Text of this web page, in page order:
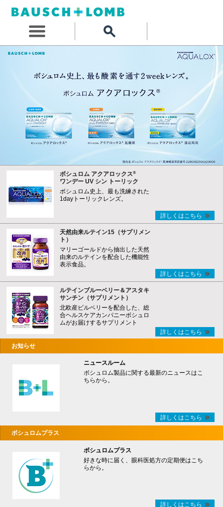
ボシュロム アクアロックス®
ワンデー UV シン トーリック
ボシュロム史上、最も洗練された
1dayトーリックレンズ。
詳しくはこちら
天然由来ルテイン15（サプリメン
ト）
マリーゴールドから抽出した天然
由来のルテインを配合した機能性
表示食品。
詳しくはこちら
ルテインブルーベリー＆アスタキ
サンチン（サプリメント）
北欧産ビルベリーを配合した、総
合ヘルスケアカンパニーボシュロ
ムがお届けするサプリメント
詳しくはこちら
お知らせ
ニュースルーム
ボシュロム製品に関する最新のニュースはこ
ちらから。
詳しくはこちら
ボシュロムプラス
ボシュロムプラス
好きな時に届く、眼科医処方の定期便はこち
らから。
詳しくはこちら